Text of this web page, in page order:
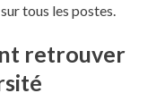
tous les postes.
retrouver